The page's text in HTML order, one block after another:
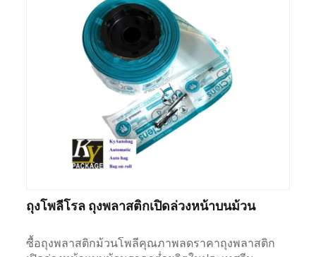
ถุงโพลีโรล ถุงพลาสติกเปิดล่วงหน้าบนม้วน
ซื้อถุงพลาสติกม้วนโพลีคุณภาพลดราคาถุงพลาสติก